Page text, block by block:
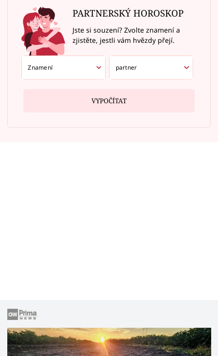
PARTNERSKÝ HOROSKOP
Jste si souzení? Zvolte znamení a
zjistěte, jestli vám hvězdy přejí.
VYPOČÍTAT